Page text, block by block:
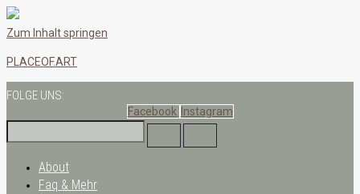
Zum Inhalt springen
PLACEOF.ART
FOLGE UNS:
Facebook Instagram
About
Faq & Mehr